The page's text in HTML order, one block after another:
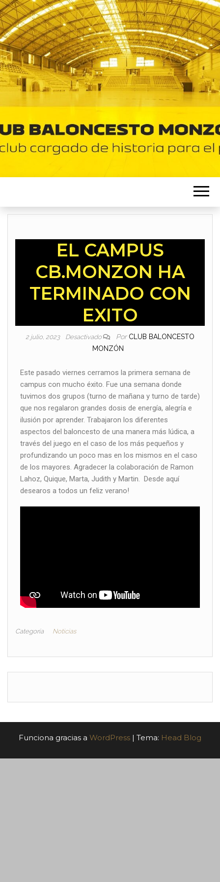
EL CAMPUS
CB.MONZON HA
TERMINADO CON
EXITO
2 julio, 2023 Desactivado Por CLUB BALONCESTO
MONZÓN
Este pasado viernes cerramos la primera semana de
campus con mucho éxito. Fue una semana donde
tuvimos dos grupos (turno de mañana y turno de tarde)
que nos regalaron grandes dosis de energía, alegría e
ilusión por aprender. Trabajaron los diferentes
aspectos del baloncesto de una manera más lúdica, a
través del juego en el caso de los más pequeños y
profundizando un poco mas en los mismos en el caso
de los mayores. Agradecer la colaboración de Ramon
Lahoz, Quique, Marta, Judith y Martin. Desde aquí
desearos a todos un feliz verano!
Categoría Noticias
Funciona gracias a WordPress | Tema: Head Blog